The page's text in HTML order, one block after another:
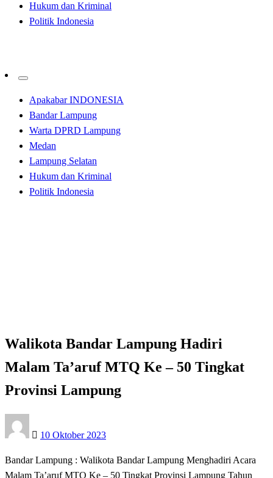
Hukum dan Kriminal
Politik Indonesia
Apakabar INDONESIA
Bandar Lampung
Warta DPRD Lampung
Medan
Lampung Selatan
Hukum dan Kriminal
Politik Indonesia
Walikota Bandar Lampung Hadiri
Malam Ta’aruf MTQ Ke – 50 Tingkat
Provinsi Lampung
on
10 Oktober 2023
Bandar Lampung : Walikota Bandar Lampung Menghadiri Acara
Malam Ta’aruf MTQ Ke – 50 Tingkat Provinsi Lampung Tahun